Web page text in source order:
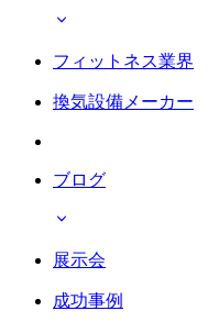
フィットネス業界
換気設備メーカー
ブログ
展示会
成功事例